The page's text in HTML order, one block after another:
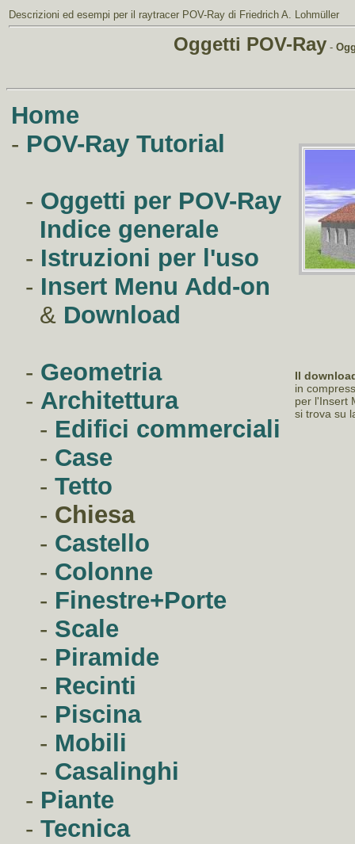
Descrizioni ed esempi per il raytracer POV-Ray di Friedrich A. Lohmüller
Oggetti POV-Ray -
Home
- POV-Ray Tutorial
- Oggetti per POV-Ray
Indice generale
- Istruzioni per l'uso
- Insert Menu Add-on
& Download
- Geometria
- Architettura
- Edifici commerciali
- Case
- Tetto
- Chiesa
- Castello
- Colonne
- Finestre+Porte
- Scale
- Piramide
- Recinti
- Piscina
- Mobili
- Casalinghi
- Piante
- Tecnica
Il
in
per l'Insert
si trova su